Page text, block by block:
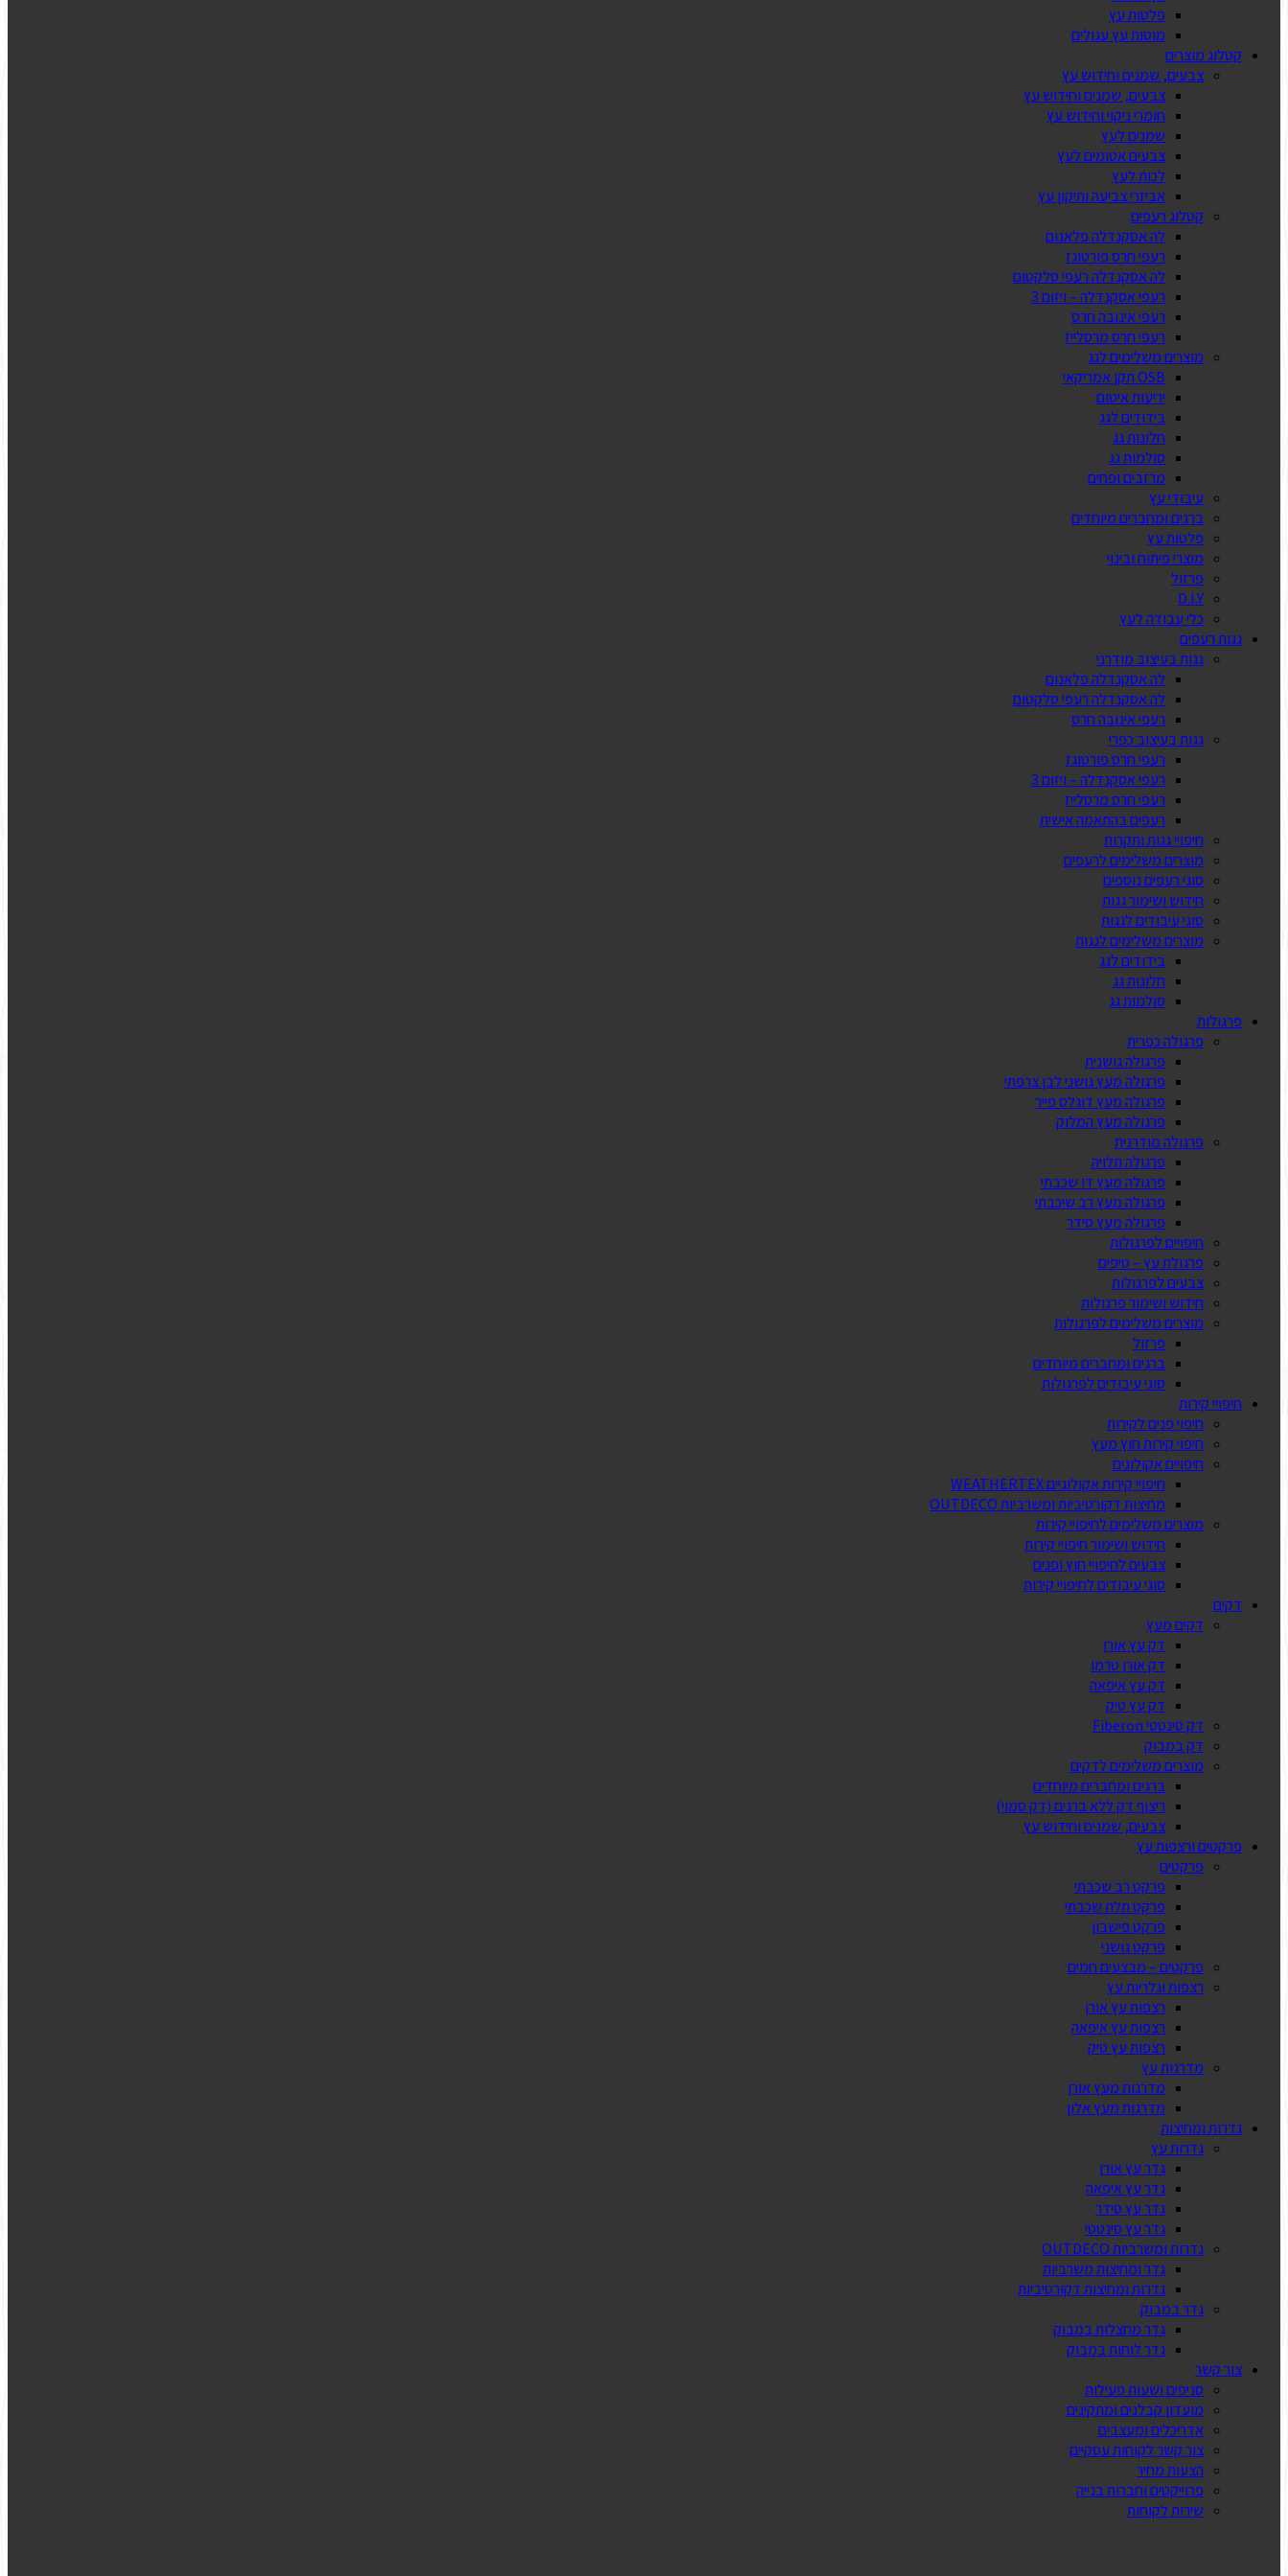
פלטות עץ
מוטות עץ עגולים
קטלוג מוצרים
צבעים, שמנים וחידוש עץ
צבעים, שמנים וחידוש עץ
חומרי ניקוי וחידוש עץ
שמנים לעץ
צבעים אטומים לעץ
לכות לעץ
אביזרי צביעה ותיקון עץ
קטלוג רעפים
לה אסקנדלה פלאנום
רעפי חרס פורטוגז
לה אסקנדלה רעפי סלקטום
רעפי אסקנדלה – ויזום 3
רעפי אינובה חרס
רעפי חרס מרסלייז
מוצרים משלימים לגג
OSB תקן אמריקאי
יריעות איטום
בידודים לגג
חלונות גג
סולמות גג
מרזבים ופחים
עיבודי עץ
ברגים ומחברים מיוחדים
פלטות עץ
מוצרי פיתוח ובינוי
פרזול
D.I.Y
כלי עבודה לעץ
גגות רעפים
גגות בעיצוב מודרני
לה אסקנדלה פלאנום
לה אסקנדלה רעפי סלקטום
רעפי אינובה חרס
גגות בעיצוב כפרי
רעפי חרס פורטוגז
רעפי אסקנדלה – ויזום 3
רעפי חרס מרסלייז
רעפים בהתאמה אישית
חיפויי גגות ותקרות
מוצרים משלימים לרעפים
סוגי רעפים נוספים
חידוש ושימור גגות
סוגי עיבודים לגגות
מוצרים משלימים לגגות
בידודים לגג
חלונות גג
סולמות גג
פרגולות
פרגולה כפרית
פרגולה גושנית
פרגולה מעץ גושני לבן צרפתי
פרגולה מעץ דוגלס פייר
פרגולה מעץ המלוק
פרגולה מודרנית
פרגולה תלויה
פרגולה מעץ דו שכבתי
פרגולה מעץ רב שיכבתי
פרגולה מעץ סידר
חיפויים לפרגולות
פרגולת עץ – טיפים
צבעים לפרגולות
חידוש ושימור פרגולות
מוצרים משלימים לפרגולות
פרזול
ברגים ומחברים מיוחדים
סוגי עיבודים לפרגולות
חיפויי קירות
חיפוי פנים לקירות
חיפוי קירות חוץ מעץ
חיפויים אקולוגים
חיפויי קירות אקולוגיים WEATHERTEX
מחיצות דקורטיביות ומשרביות OUTDECO
מוצרים משלימים לחיפויי קירות
חידוש ושימור חיפויי קירות
צבעים לחיפויי חוץ ופנים
סוגי עיבודים לחיפויי קירות
דקים
דקים מעץ
דק עץ אורן
דק אורן טרמו
דק עץ איפאה
דק עץ טיק
דק סינטטי Fiberon
דק במבוק
מוצרים משלימים לדקים
ברגים ומחברים מיוחדים
ריצוף דק ללא ברגים (דק סמוי)
צבעים, שמנים וחידוש עץ
פרקטים ורצפות עץ
פרקטים
פרקט רב שכבתי
פרקט תלת שכבתי
פרקט פישבון
פרקט גושני
פרקטים – מבצעים חמים
רצפות וגלריות עץ
רצפות עץ אורן
רצפות עץ איפאה
רצפות עץ טיק
מדרגות עץ
מדרגות מעץ אורן
מדרגות מעץ אלון
גדרות ומחיצות
גדרות עץ
גדר עץ אורן
גדר עץ איפאה
גדר עץ סידר
גדר עץ סינטטי
גדרות ומשרביות OUTDECO
גדר ומחיצות משרביות
גדרות ומחיצות דקורטיביות
גדר במבוק
גדר מחצלות במבוק
גדר לוחות במבוק
צור קשר
סניפים ושעות פעילות
מועדון קבלנים ומתקינים
אדריכלים ומעצבים
צור קשר לקוחות עסקיים
הצעות מחיר
פרוייקטים וחברות בנייה
שירות לקוחות